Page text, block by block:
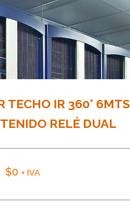
TECHO IR 360° 6MTS
RELÉ DUAL
$0 + IVA